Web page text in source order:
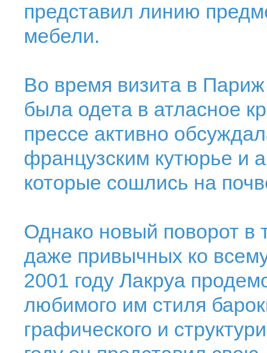
представил линию
мебели.
Во время визита в
была одета в атласное
прессе активно
французским кутюрье и
которые сошлись на
Однако новый поворот в
даже привычных ко
2001 году Лакруа
любимого им стиля
графического и